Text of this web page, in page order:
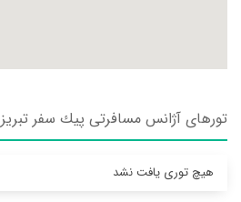
تورهای آژانس مسافرتی پيك سفر تبريز
هیچ توری یافت نشد